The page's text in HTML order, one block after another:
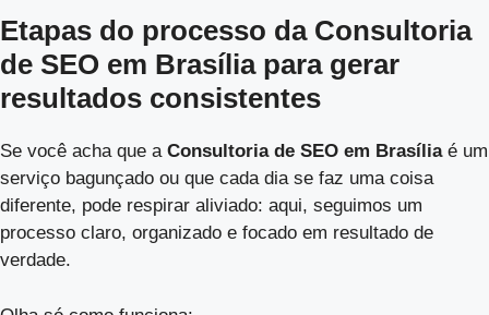
Etapas do processo da Consultoria
de SEO em Brasília para gerar
resultados consistentes
Se você acha que a Consultoria de SEO em Brasíliaé um
serviço bagunçado ou que cada dia se faz uma coisa
diferente, pode respirar aliviado: aqui, seguimos um
processo claro, organizado e focado em resultado de
verdade.